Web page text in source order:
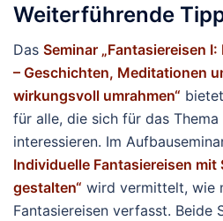
Weiterführende
Das Seminar „Fantasiereisen
– Geschichten, Meditationen
wirkungsvoll umrahmen“
für alle, die sich für das Thema
interessieren. Im
Individuelle Fantasiereisen mit
gestalten“ wird vermittelt, wie
Fantasiereisen verfasst. Beide